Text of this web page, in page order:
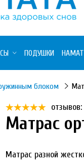
ПОДУШКИ
блоком
отзывов:
Матрас
Матрас разной